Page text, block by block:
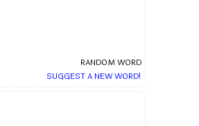
RANDOM WORD
SUGGEST A NEW WORD!